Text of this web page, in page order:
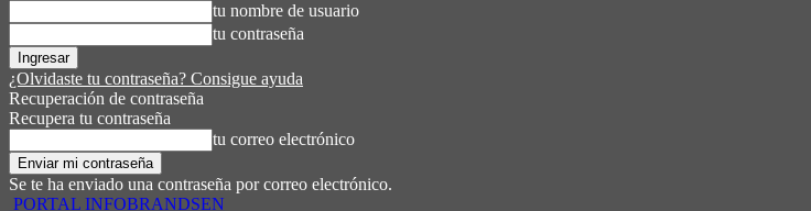
tu nombre de usuario
tu contraseña
¿Olvidaste tu contraseña? Consigue ayuda
Recuperación de contraseña
Recupera tu contraseña
tu correo electrónico
Se te ha enviado una contraseña por correo electrónico.
PORTAL INFOBRANDSEN